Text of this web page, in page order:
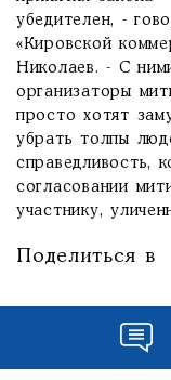
убедителен, -
«Кировской
Николаев. - С
организаторы
просто хотят
убрать толпы
справедливость,
согласовании
участнику,
Поделиться в